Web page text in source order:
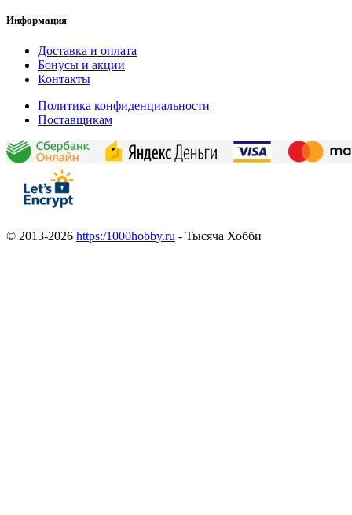
Информация
Доставка и оплата
Бонусы и акции
Контакты
Политика конфиденциальности
Поставщикам
© 2013-2026 https:/1000hobby.ru - Тысяча Хобби